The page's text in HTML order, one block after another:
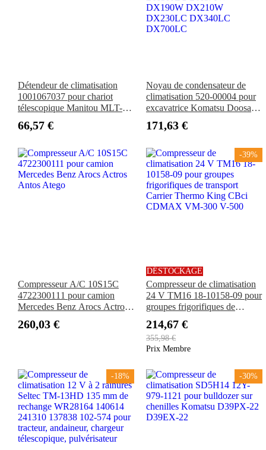
Détendeur de climatisation
1001067037 pour chariot
télescopique Manitou MLT-
66,57 €
Noyau de condensateur de
climatisation 520-00004 pour
excavatrice Komatsu Doosan
DX160LC DX170W
DX230LC DX340LC
DX700LC
171,63 €
Compresseur A/C 10S15C
4722300111 pour camion
Mercedes Benz Arocs Actros
260,03 €
-39%
DÉSTOCKAGE
Compresseur de climatisation
24 V TM16 18-10158-09 pour
groupes frigorifiques de
CBci CDMAX VM-300 V-
500
214,67 €
355,98 €
Prix Membre
-18% -30%